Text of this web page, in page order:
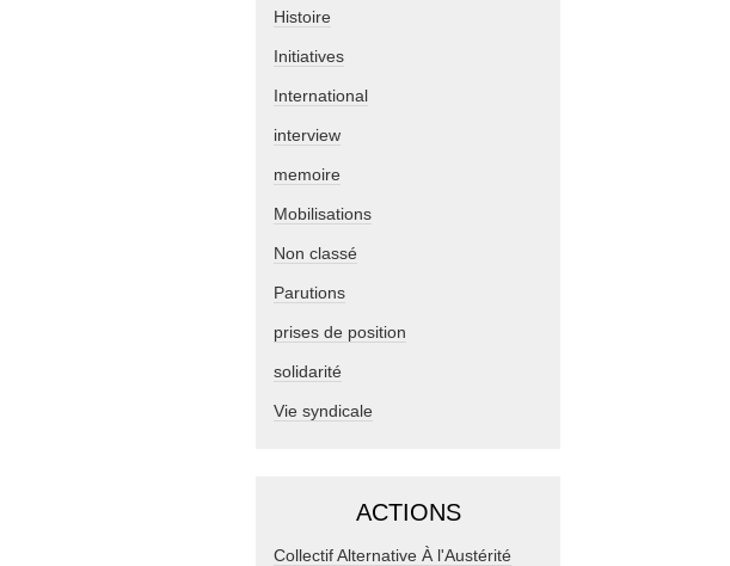
Histoire
Initiatives
International
interview
memoire
Mobilisations
Non classé
Parutions
prises de position
solidarité
Vie syndicale
ACTIONS
Collectif Alternative À l'Austérité